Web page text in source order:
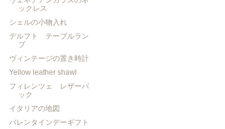
ックレス
シェルの小物入れ
デルフト テーブルラン
プ
ヴィンテージの置き時計
Yellow leather shawl
フィレンツェ レザーバ
ック
イタリアの地図
バレンタインデーギフト